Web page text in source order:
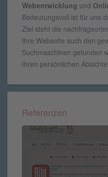
Webentwicklung und
Bedeutungsvoll ist für uns
Ziel steht die
Ihre Webseite auch den
Suchmaschinen gefunden
Ihren persönlichen
Referenzen
Eigenes